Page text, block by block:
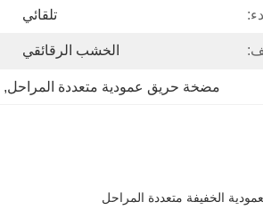
تلقائي
الخشب الرقائقي
مضخة حريق عمودية متعددة المراحل,
الخفيفة متعددة المراحل